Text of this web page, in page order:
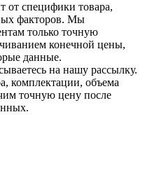
от специфики товара,
факторов. Мы
только точную
конечной цены,
данные.
на нашу рассылку.
комплектации, объема
точную цену после